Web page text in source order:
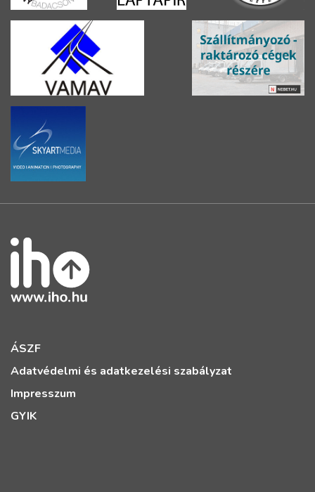
ÁSZF
Adatvédelmi és adatkezelési szabályzat
Impresszum
GYIK